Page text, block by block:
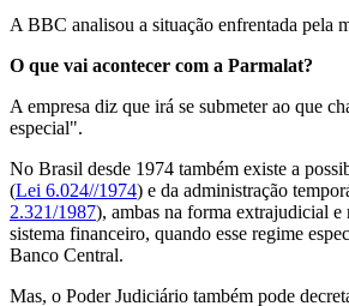
A BBC analisou a situação enfrentada pela
O que vai acontecer com a Parmalat?
A empresa diz que irá se submeter ao que
especial".
No Brasil desde 1974 também existe a
(Lei 6.024//1974) e da administração
2.321/1987), ambas na forma extrajudicial e
sistema financeiro, quando esse regime
Banco Central.
Mas, o Poder Judiciário também pode